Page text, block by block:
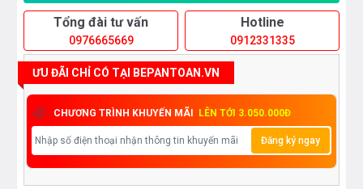
Tổng đài tư vấn
0976665669
Hotline
0912331335
ƯU ĐÃI CHỈ CÓ TẠI BEPANTOAN.VN
CHƯƠNG TRÌNH KHUYẾN MÃI LÊN TỚI 3.050.000Đ
Đăng ký ngay